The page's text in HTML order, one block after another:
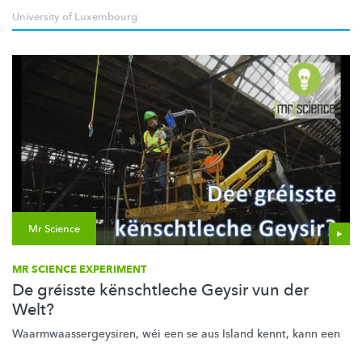
University of Luxembourg
Mr Science
MR SCIENCE EXPERIMENT
De gréisste kënschtleche Geysir vun der
Welt?
Waarmwaassergeysiren, wéi een se aus Island kennt, kann een